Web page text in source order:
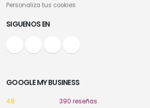
Personaliza tus cookies
SIGUENOS EN
GOOGLE MY BUSINESS
4.8 390 reseñas